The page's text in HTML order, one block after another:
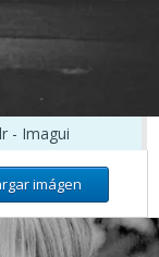
- Imagui
imágen